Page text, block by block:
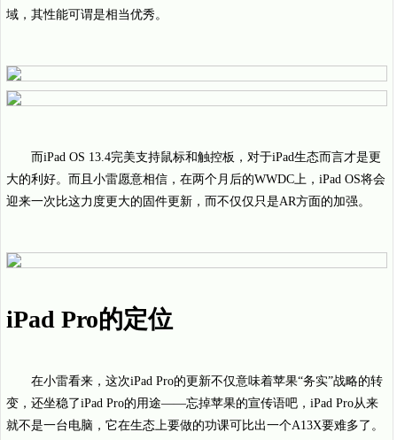
域，其性能可谓是相当优秀。
而iPad OS 13.4完美支持鼠标和触控板，对于iPad生态而言才是更
大的利好。而且小雷愿意相信，在两个月后的WWDC上，iPad OS将会
迎来一次比这力度更大的固件更新，而不仅仅只是AR方面的加强。
iPad Pro的定位
在小雷看来，这次iPad Pro的更新不仅意味着苹果“务实”战略的转
变，还坐稳了iPad Pro的用途——忘掉苹果的宣传语吧，iPad Pro从来
就不是一台电脑，它在生态上要做的功课可比出一个A13X要难多了。